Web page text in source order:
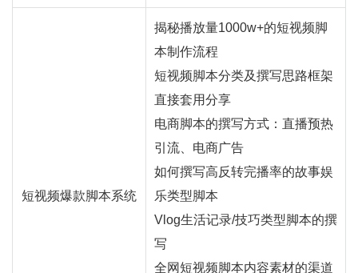
短视频爆款脚本系统
揭秘播放量1000w+的短视频脚
本制作流程
短视频脚本分类及撰写思路框架
直接套用分享
电商脚本的撰写方式： 直播预热
引流、电商广告
如何撰写高反转完播率的故事娱
乐类型脚本
Vlog生活记录/技巧类型脚本的撰
写
全网短视频脚本内容素材的渠道